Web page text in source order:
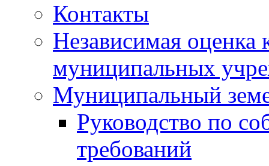
Контакты
Независимая оценка
муниципальных
Муниципальный
Руководство по
требований